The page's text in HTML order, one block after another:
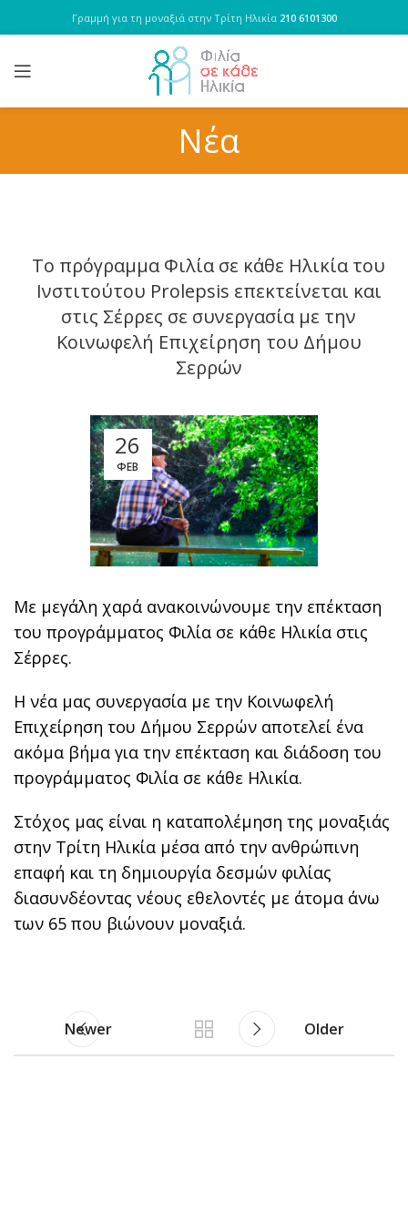
Γραμμή για τη μοναξιά στην Τρίτη Ηλικία 210 6101300
Νέα
Το πρόγραμμα Φιλία σε κάθε Ηλικία του
Ινστιτούτου Prolepsis επεκτείνεται και
στις Σέρρες σε συνεργασία με την
Κοινωφελή Επιχείρηση του Δήμου
Σερρών
26
ΦΕΒ
Με μεγάλη χαρά ανακοινώνουμε την επέκταση
του προγράμματος Φιλία σε κάθε Ηλικία στις
Σέρρες.
Η νέα μας συνεργασία με την Κοινωφελή
Επιχείρηση του Δήμου Σερρών αποτελεί ένα
ακόμα βήμα για την επέκταση και διάδοση του
προγράμματος Φιλία σε κάθε Ηλικία.
Στόχος μας είναι η καταπολέμηση της μοναξιάς
στην Τρίτη Ηλικία μέσα από την ανθρώπινη
επαφή και τη δημιουργία δεσμών φιλίας
διασυνδέοντας νέους εθελοντές με άτομα άνω
των 65 που βιώνουν μοναξιά.
Newer Older